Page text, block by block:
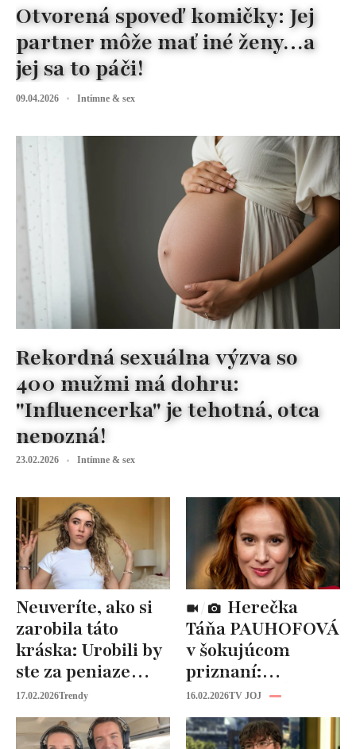
Otvorená spoveď komičky: Jej
partner môže mať iné ženy…a
jej sa to páči!
09.04.2026 Intímne & sex
Rekordná sexuálna výzva so
400 mužmi má dohru:
"Influencerka" je tehotná, otca
nepozná!
23.02.2026 Intímne & sex
Neuveríte, ako si
zarobila táto
kráska: Urobili by
ste za peniaze
niečo podobné?
17.02.2026Trendy
Táňa PAUHOFOVÁ
v šokujúcom
priznaní:
NEVHODNÉ
návrhy v
šoubiznise!
16.02.2026TV JOJ